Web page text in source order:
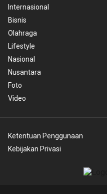
Internasional
Bisnis
Olahraga
Lifestyle
Nasional
Nusantara
Foto
Video
Ketentuan Penggunaan
Kebijakan Privasi